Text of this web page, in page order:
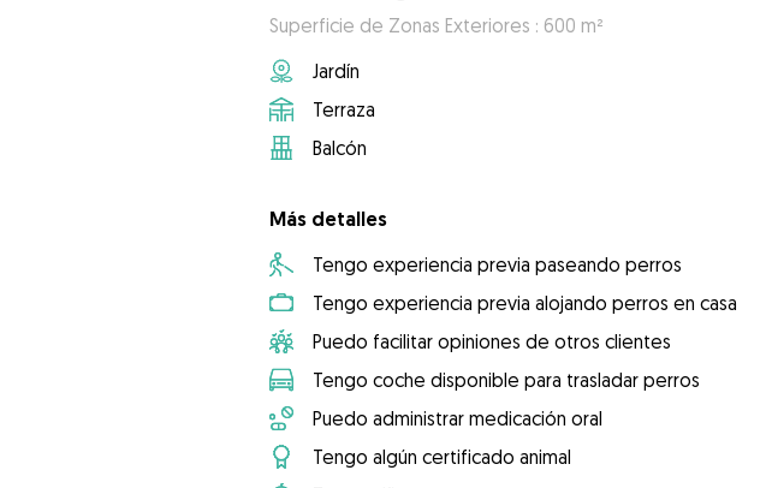
Superficie de Zonas Exteriores : 600 m²
Jardín
Terraza
Balcón
Más detalles
Tengo experiencia previa paseando perros
Tengo experiencia previa alojando perros en casa
Puedo facilitar opiniones de otros clientes
Tengo coche disponible para trasladar perros
Puedo administrar medicación oral
Tengo algún certificado animal